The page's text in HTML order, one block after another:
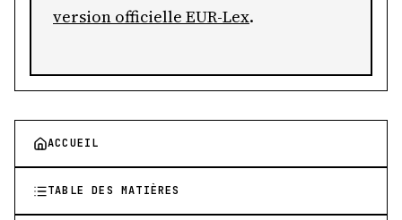
ACCUEIL
TABLE DES MATIÈRES
version officielle EUR-Lex.